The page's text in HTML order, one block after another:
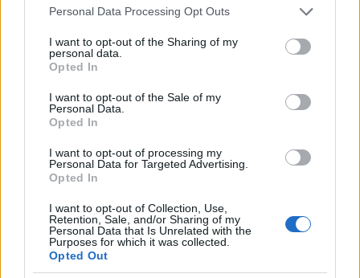
Please note that this website/app uses one or more Google
not limited to your visit or usage behaviour. You may click to
grant or deny consent to Google and its third-party tags to
use your data for below specified purposes in below Google
consent section.
Personal Data Processing Opt Outs
I want to opt-out of the Sharing of my
personal data.
Opted In
I want to opt-out of the Sale of my
Personal Data.
Opted In
I want to opt-out of processing my
Personal Data for Targeted Advertising.
Opted In
I want to opt-out of Collection, Use,
Retention, Sale, and/or Sharing of my
Personal Data that Is Unrelated with the
Purposes for which it was collected.
Opted Out
(Foxcatcher)
Legjobb női mellékszereplő: René Russo
(Nightcrawler)
Legjobb színészgárda
Legjobb eredeti forgatókönyv
Legjobb adaptált forgatókönyv
: Gone Girl
Legjobb operatőr
Legjobb filmzene: Nightcrawler
Legjobb látványtervezés
Legjobb idegen nyelvű film: Force Majeure
Legjobb animációs film: Boxtrolls